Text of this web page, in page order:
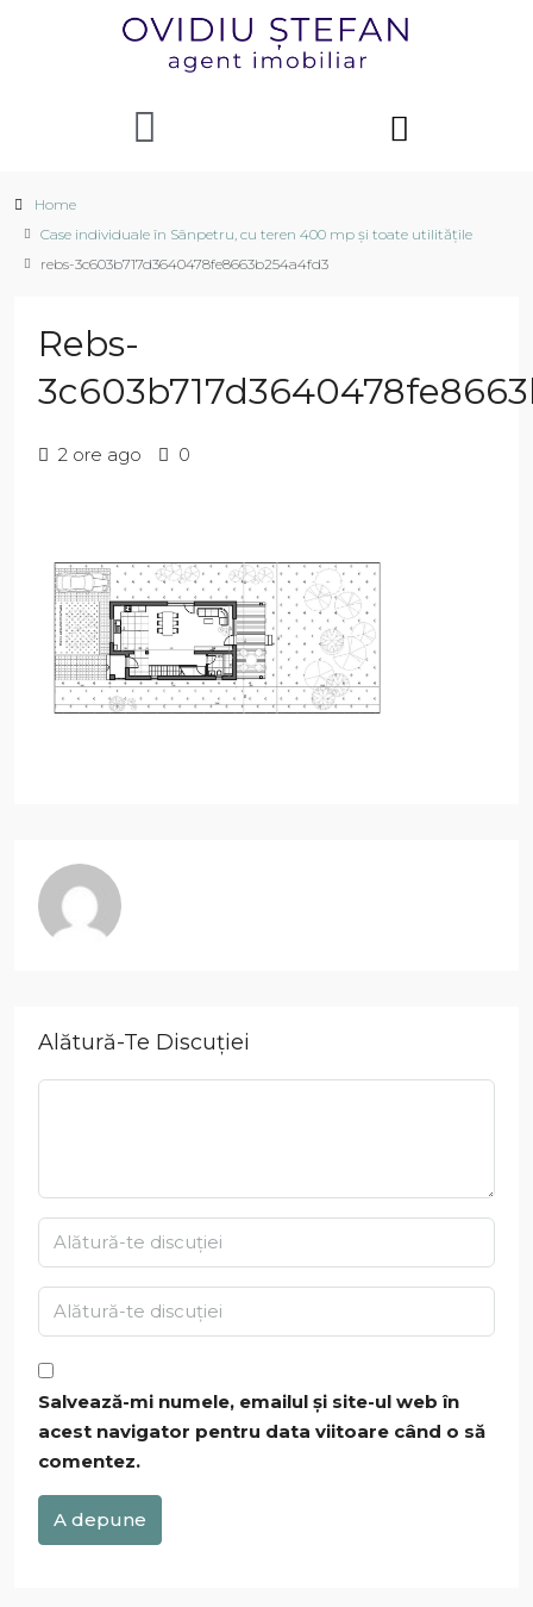
Home
Case individuale în Sânpetru, cu teren 400 mp și toate utilitățile
rebs-3c603b717d3640478fe8663b254a4fd3
Rebs-
2 ore ago 0
Alătură-Te Discuției
Salvează-mi numele, emailul și site-ul web în
acest navigator pentru data viitoare când o să
comentez.
A depune